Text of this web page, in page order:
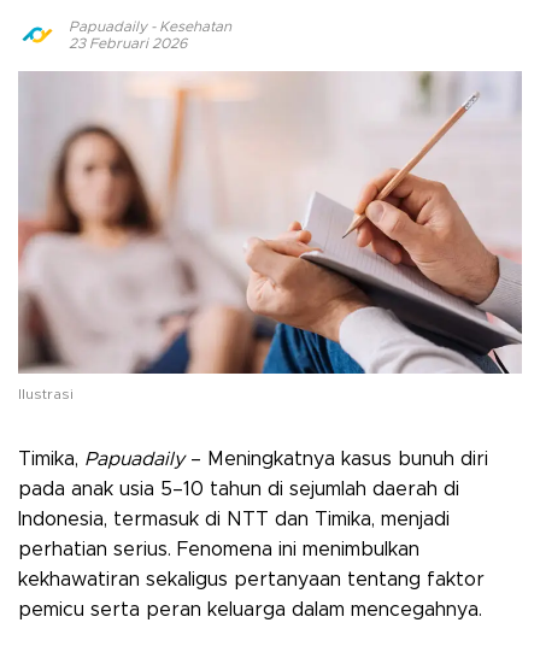
Papuadaily- Kesehatan
23 Februari 2026
Ilustrasi
Timika, Papuadaily – Meningkatnya kasus bunuh diri
pada anak usia 5–10 tahun di sejumlah daerah di
Indonesia, termasuk di NTT dan Timika, menjadi
perhatian serius. Fenomena ini menimbulkan
kekhawatiran sekaligus pertanyaan tentang faktor
pemicu serta peran keluarga dalam mencegahnya.